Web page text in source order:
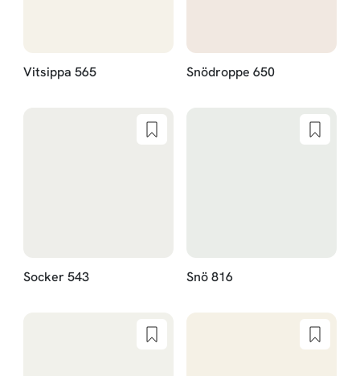
Vitsippa 565 Snödroppe 650
Socker 543 Snö 816